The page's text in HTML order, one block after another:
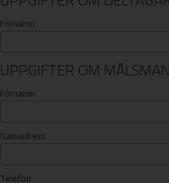
Förnamn
UPPGIFTER OM MÅLSMAN
Förnamn
Gatuadress
Telefon